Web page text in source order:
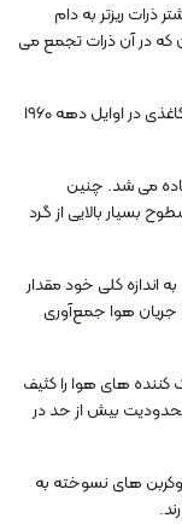
ذرات ریزتر به دام
که در آن ذرات تجمع می
پاک کننده های هوای حمام روغنی تا زمانی که فیلتر کاغذی در اوایل دهه 1960
می شد. چنین
بسیار بالایی از گرد
اندازه کلی خود مقدار
جریان هوا جمع‌آوری
های هوا را کثیف
محدودیت بیش از حد در
های نسوخته به